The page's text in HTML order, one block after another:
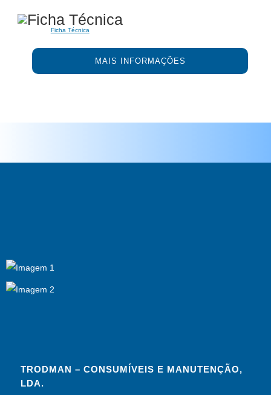
Ficha Técnica
MAIS INFORMAÇÕES
TRODMAN – CONSUMÍVEIS E MANUTENÇÃO,
LDA.